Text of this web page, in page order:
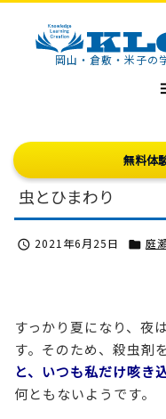
KLCセミナー岡山・倉敷・米子の
無料体
虫とひまわり
 2021年6月25日  庭
すっかり夏になり、夜
す。そのため、殺虫剤
と、いつも私だけ咳き
何ともないようです。